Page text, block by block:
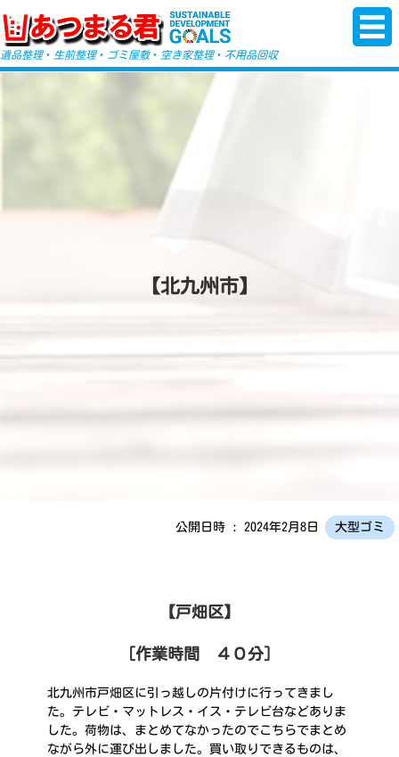
-->
遺品整理・ 生前整理・ ゴミ屋敷・ 空き家整理・ 不用品回収
【北九州市】
公開日時 : 2024年2月8日 大型ゴミ
【戸畑区】
［作業時間 ４０分］
北九州市戸畑区に引っ越しの片付けに行ってきまし
た。テレビ・マットレス・イス・テレビ台などありま
した。荷物は、まとめてなかったのでこちらでまとめ
ながら外に運び出しました。買い取りできるものは、